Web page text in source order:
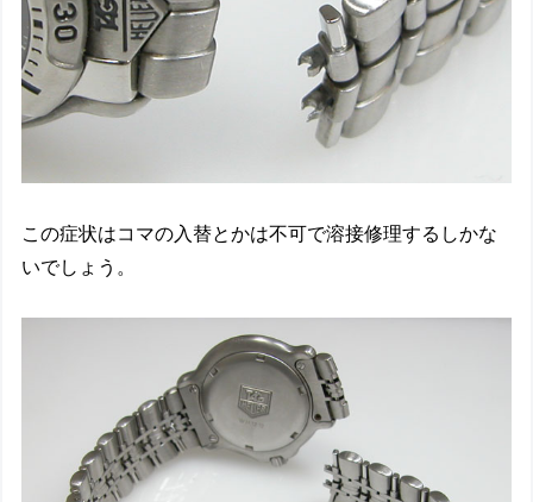
この症状はコマの入替とかは不可で溶接修理するしかな
いでしょう。